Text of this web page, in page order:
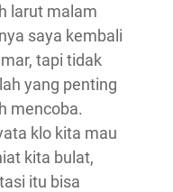
larut malam
saya kembali
tapi tidak
yang penting
mencoba.
klo kita mau
kita bulat,
itu bisa